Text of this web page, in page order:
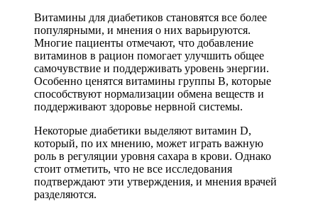
Витамины для диабетиков становятся все более
популярными, и мнения о них варьируются.
Многие пациенты отмечают, что добавление
витаминов в рацион помогает улучшить общее
самочувствие и поддерживать уровень энергии.
Особенно ценятся витамины группы B, которые
способствуют нормализации обмена веществ и
поддерживают здоровье нервной системы.
Некоторые диабетики выделяют витамин D,
который, по их мнению, может играть важную
роль в регуляции уровня сахара в крови. Однако
стоит отметить, что не все исследования
подтверждают эти утверждения, и мнения врачей
разделяются.